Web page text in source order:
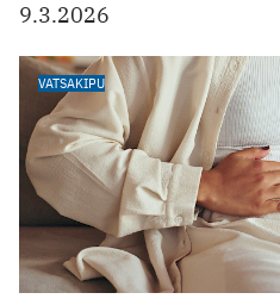
9.3.2026
VATSAKIPU